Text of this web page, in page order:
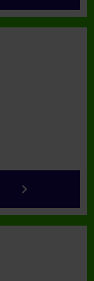
keyboard_arrow_right